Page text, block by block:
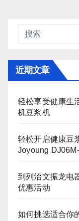
近期文章
轻松享受健康生
机豆浆机
轻松开启健康豆
Joyoung
到列治文振龙电
优惠活动
如何挑选适合你